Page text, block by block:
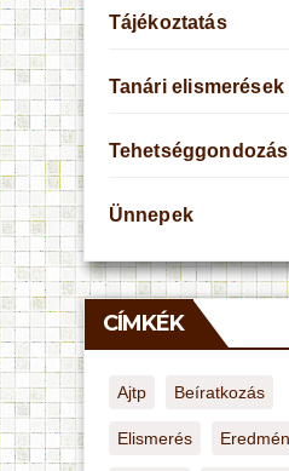
Tájékoztatás
Tanári elismerések
Tehetséggondozás
Ünnepek
CÍMKÉK
Ajtp Beíratkozás
Elismerés